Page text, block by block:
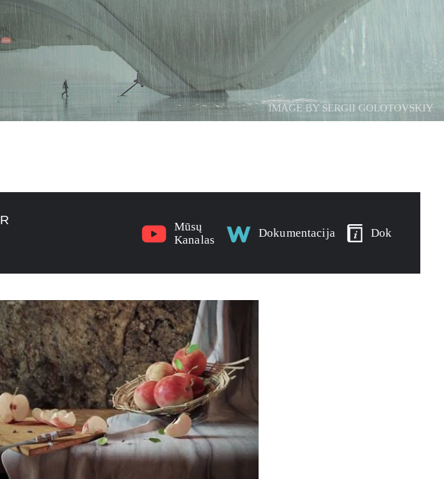
IMAGE BY SERGII GOLOTOVSKIY
Mūsų
Kanalas
Dokumentacija Dok